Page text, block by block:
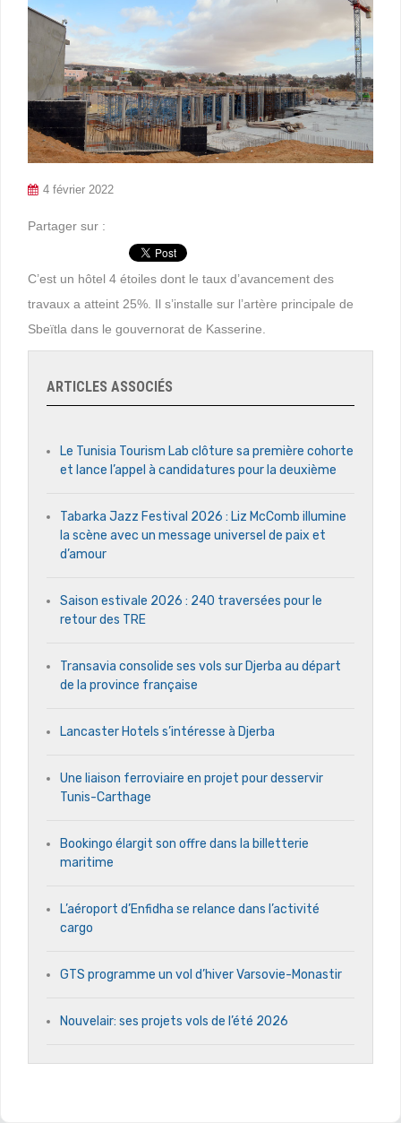
4 février 2022
Partager sur :
C’est un hôtel 4 étoiles dont le taux d’avancement des
travaux a atteint 25%. Il s’installe sur l’artère principale de
Sbeïtla dans le gouvernorat de Kasserine.
ARTICLES ASSOCIÉS
Le Tunisia Tourism Lab clôture sa première cohorte
et lance l’appel à candidatures pour la deuxième
Tabarka Jazz Festival 2026 : Liz McComb illumine
la scène avec un message universel de paix et
d’amour
Saison estivale 2026 : 240 traversées pour le
retour des TRE
Transavia consolide ses vols sur Djerba au départ
de la province française
Lancaster Hotels s’intéresse à Djerba
Une liaison ferroviaire en projet pour desservir
Tunis-Carthage
Bookingo élargit son offre dans la billetterie
maritime
L’aéroport d’Enfidha se relance dans l’activité
cargo
GTS programme un vol d’hiver Varsovie-Monastir
Nouvelair: ses projets vols de l’été 2026